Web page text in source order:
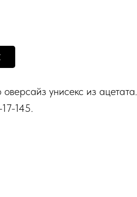
унисекс из ацетата.
145.